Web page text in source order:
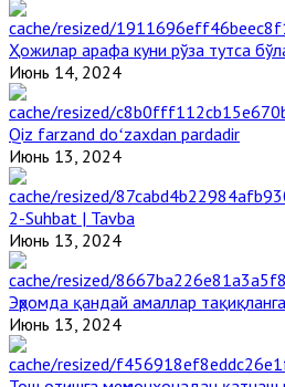
Ҳожилар арафа куни рўза тутса
Июнь 14, 2024
Qiz farzand doʻzaxdan pardadir
Июнь 13, 2024
2-Suhbat | Tavba
Июнь 13, 2024
Эҳромда қандай амаллар
Июнь 13, 2024